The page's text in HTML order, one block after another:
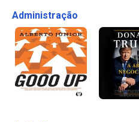
Administração